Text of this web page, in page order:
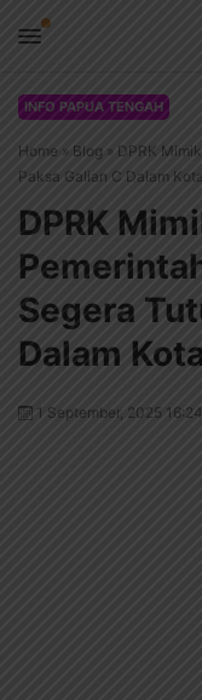
INFO PAPUA TENGAH
Home » Blog » DPRK
Paksa Galian C Dalam Kota
DPRK
Segera
Dalam
1 September, 2025 16:24